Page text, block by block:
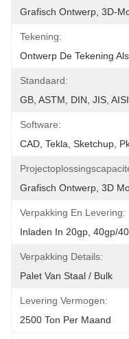
Grafisch Ontwerp, 3D-
Tekening:
Ontwerp De Tekening
Standaard:
GB, ASTM, DIN, JIS,
Software:
CAD, Tekla, Sketchup,
Grafisch Ontwerp, 3D
Verpakking En Levering:
Inladen In 20gp, 40gp/
Verpakking Details:
Palet Van Staal / Bulk
Levering Vermogen:
2500 Ton Per Maand